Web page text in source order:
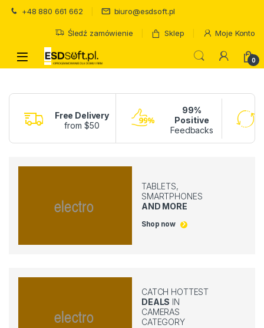
Skip to navigation
Skip to content
+48 880 661 662 biuro@esdsoft.pl
Śledź zamówienie Sklep Moje Konto
0
Free Delivery
from $50
99%
Positive
Feedbacks
TABLETS,
SMARTPHONES
AND MORE
Shop now
CATCH HOTTEST
DEALS IN
CAMERAS
CATEGORY